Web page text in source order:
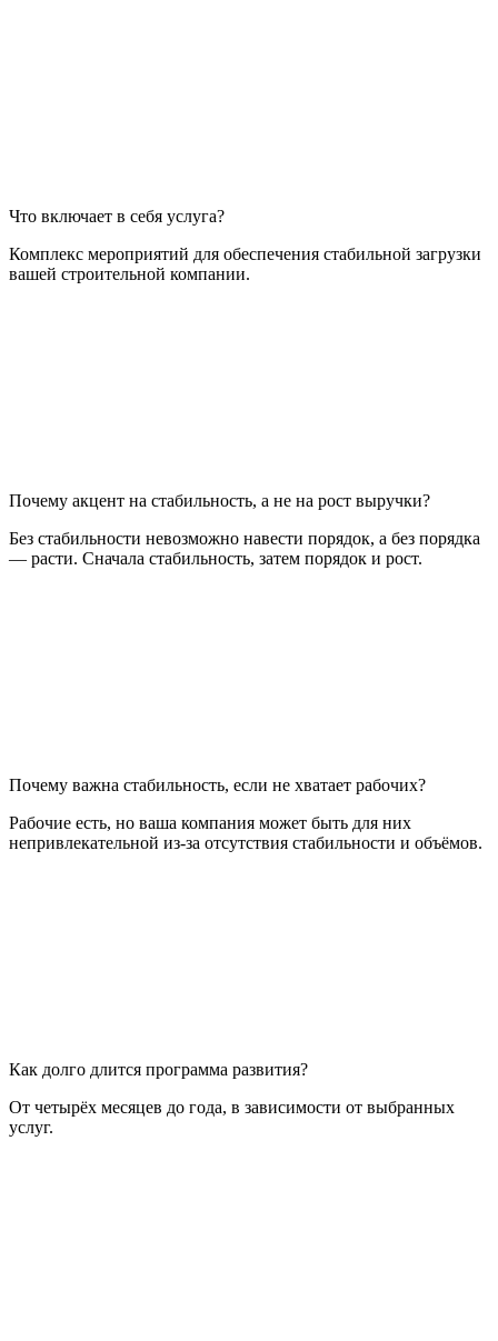
Что включает в себя услуга?
Комплекс мероприятий для обеспечения стабильной загрузки
вашей строительной компании.
Почему акцент на стабильность, а не на рост выручки?
Без стабильности невозможно навести порядок, а без порядка
— расти. Сначала стабильность, затем порядок и рост.
Почему важна стабильность, если не хватает рабочих?
Рабочие есть, но ваша компания может быть для них
непривлекательной из-за отсутствия стабильности и объёмов.
Как долго длится программа развития?
От четырёх месяцев до года, в зависимости от выбранных
услуг.